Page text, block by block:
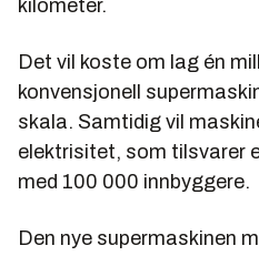
kilometer.
Det vil koste om lag én
konvensjonell
skala. Samtidig vil
elektrisitet, som tilsvarer
med 100 000 innbyggere.
Den nye supermaskinen